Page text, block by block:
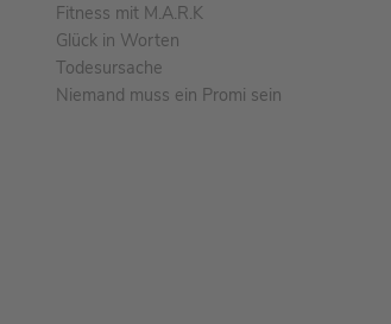
Fitness mit M.A.R.K
Glück in Worten
Todesursache
Niemand muss ein Promi sein